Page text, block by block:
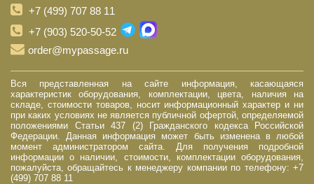
+7 (499) 707 88 11
+7 (903) 520-50-52
order@mypassage.ru
Вся представленная на сайте информация, касающаяся
характеристик оборудования, комплектации, цвета, наличия на
складе, стоимости товаров, носит информационный характер и ни
при каких условиях не является публичной офертой, определяемой
положениями Статьи 437 (2) Гражданского кодекса Российской
Федерации. Данная информация может быть изменена в любой
момент администратором сайта. Для получения подробной
информации о наличии, стоимости, комплектации оборудования,
пожалуйста, обращайтесь к менеджеру компании по телефону: +7
(499) 707 88 11